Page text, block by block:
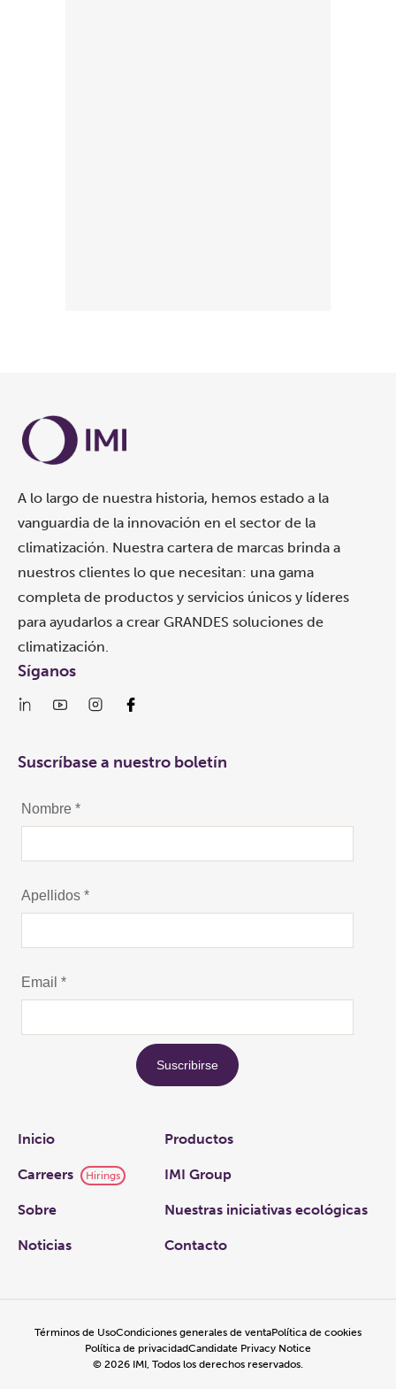
A lo largo de nuestra historia, hemos estado a la
vanguardia de la innovación en el sector de la
climatización. Nuestra cartera de marcas brinda a
nuestros clientes lo que necesitan: una gama
completa de productos y servicios únicos y líderes
para ayudarlos a crear GRANDES soluciones de
climatización.
Links
Inicio Productos
Carreers Hirings IMI Group
Sobre Nuestras iniciativas ecológicas
Noticias Contacto
Síganos
Suscríbase a nuestro boletín
© 2026 IMI, Todos los derechos reservados.
Términos de UsoCondiciones generales de ventaPolítica de cookies
Política de privacidadCandidate Privacy Notice